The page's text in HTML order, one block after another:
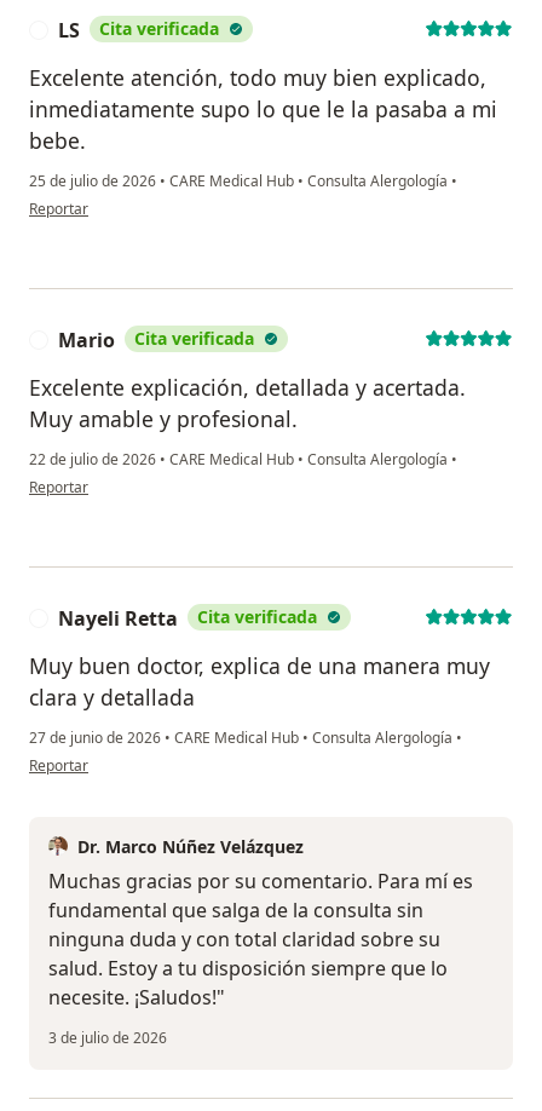
LS Cita verificada
Excelente atención, todo muy bien explicado,
inmediatamente supo lo que le la pasaba a mi
bebe.
25 de julio de 2026 • CARE Medical Hub • Consulta Alergología •
en opinión del usuario LS
Reportar
Mario Cita verificada
Excelente explicación, detallada y acertada.
Muy amable y profesional.
22 de julio de 2026 • CARE Medical Hub • Consulta Alergología •
en opinión del usuario Mario
Reportar
Nayeli Retta Cita verificada
Muy buen doctor, explica de una manera muy
clara y detallada
27 de junio de 2026 • CARE Medical Hub • Consulta Alergología •
en opinión del usuario Nayeli Retta
Reportar
Dr. Marco Núñez Velázquez
Muchas gracias por su comentario. Para mí es
fundamental que salga de la consulta sin
ninguna duda y con total claridad sobre su
salud. Estoy a tu disposición siempre que lo
necesite. ¡Saludos!"
3 de julio de 2026